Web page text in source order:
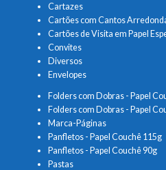
Cartazes
Cartões com Cantos
Cartões de Visita em Papel
Convites
Diversos
Envelopes
Folders com Dobras - Papel
Folders com Dobras - Papel
Marca-Páginas
Panfletos - Papel Couchê 115g
Panfletos - Papel Couchê 90g
Pastas